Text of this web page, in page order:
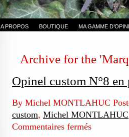
A PROPOS BOUTIQUE MA GAMME
Archive for the
Opinel custom N°8
By Michel MONTLAHUC
custom, Michel MONTLAHUC
Commentaires fermés